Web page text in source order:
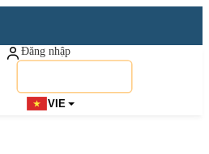
Đăng nhập
VIE